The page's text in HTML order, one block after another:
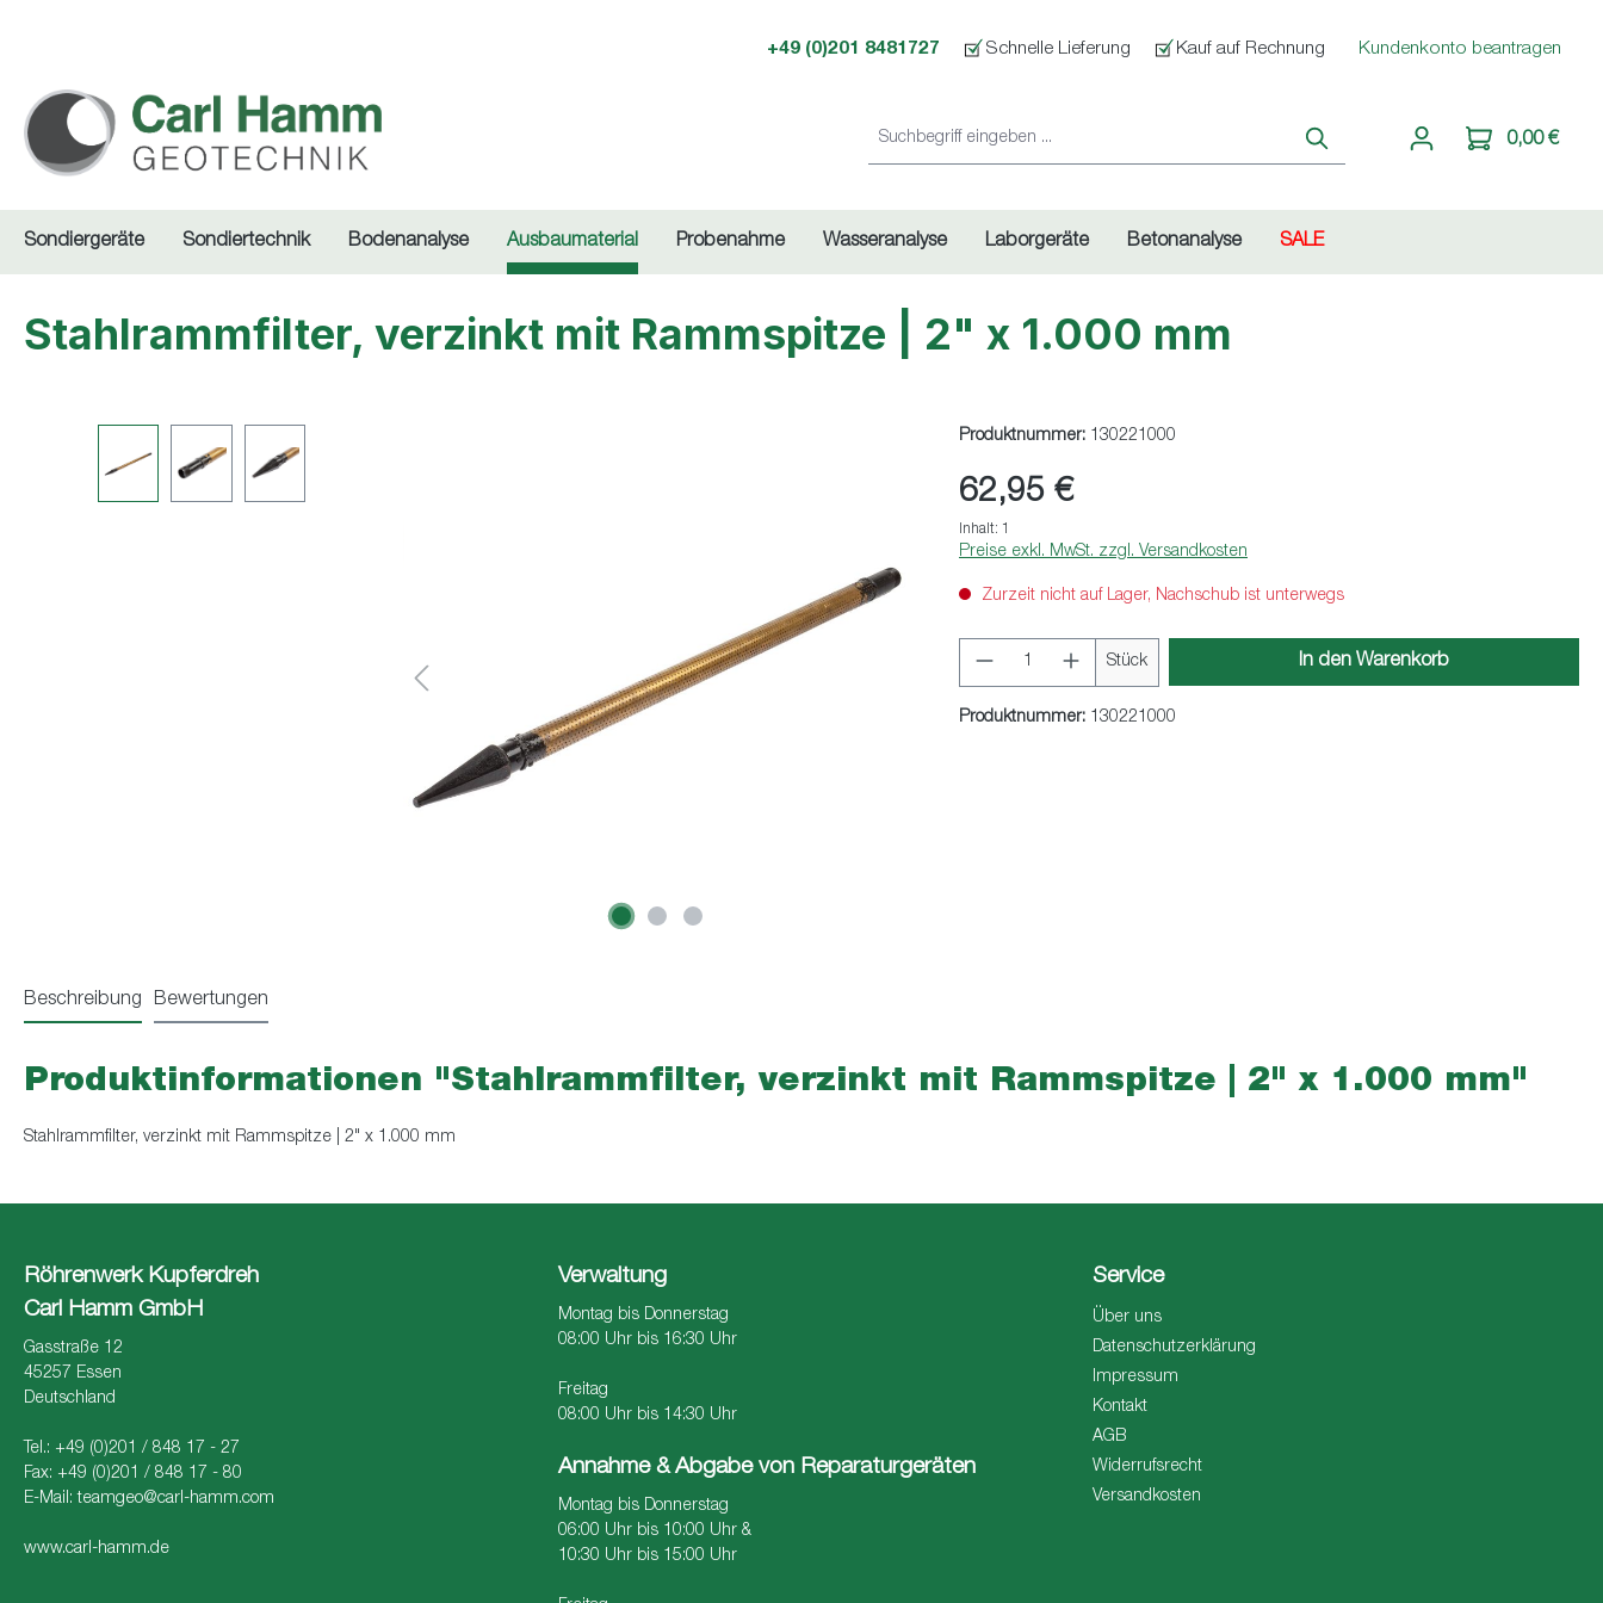
+49 (0)201 8481727 Schnelle Lieferung Kauf auf Rechnung Kundenkonto beantragen
0,00 €
Sondiergeräte Sondiertechnik Bodenanalyse Ausbaumaterial Probenahme Wasseranalyse Laborgeräte Betonanalyse SALE
Stahlrammfilter, verzinkt mit Rammspitze | 2" x 1.000 mm
Produktnummer: 130221000
62,95 €
Inhalt: 1
Preise exkl. MwSt. zzgl. Versandkosten
Zurzeit nicht auf Lager, Nachschub ist unterwegs
Produkt Anzahl: Gib den gewünschten Wert ein
Stück In den Warenkorb
Produktnummer: 130221000
Beschreibung Bewertungen
Produktinformationen "Stahlrammfilter, verzinkt mit Rammspitze | 2" x 1.000 mm"
Stahlrammfilter, verzinkt mit Rammspitze | 2" x 1.000 mm
Röhrenwerk Kupferdreh
Carl Hamm GmbH
Gasstraße 12
45257 Essen
Deutschland
Tel.: +49 (0)201 / 848 17 - 27
Fax: +49 (0)201 / 848 17 - 80
E-Mail:teamgeo@carl-hamm.com
www.carl-hamm.de
Verwaltung
Montag bis Donnerstag
08:00 Uhr bis 16:30 Uhr
Freitag
08:00 Uhr bis 14:30 Uhr
Annahme & Abgabe von Reparaturgeräten
Montag bis Donnerstag
06:00 Uhr bis 10:00 Uhr &
10:30 Uhr bis 15:00 Uhr
Service
Über uns
Datenschutzerklärung
Impressum
Kontakt
AGB
Widerrufsrecht
Versandkosten